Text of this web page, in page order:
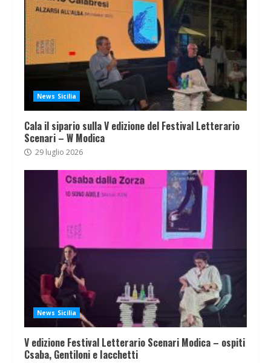
News Sicilia
Cala il sipario sulla V edizione del Festival Letterario
Scenari – W Modica
29 luglio 2026
News Sicilia
V edizione Festival Letterario Scenari Modica – ospiti
Csaba, Gentiloni e Iacchetti